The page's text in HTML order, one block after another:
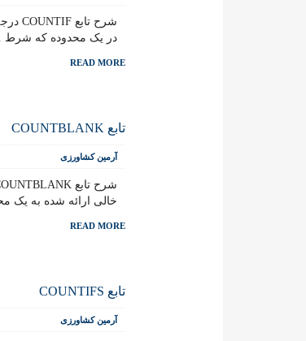
در یک محدوده که
READ MORE
تابع COUNTBLANK
آرمین کشاورزی
خالی ارائه شده به یک
READ MORE
تابع COUNTIFS
آرمین کشاورزی